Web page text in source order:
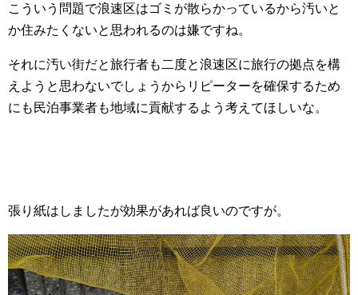
こういう問題で浪速区はゴミが散らかっているから汚いと
か住みたくないと思われるのは嫌ですね。
それに汚い街だと旅行者も二度と浪速区に旅行の拠点を構
えようと思わないでしょうからリピーターを確保するため
にも民泊事業者も地域に貢献するよう考えてほしいな。
張り紙はしましたが効果があれば良いのですが。